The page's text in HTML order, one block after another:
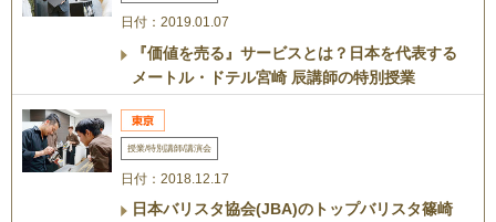
日付：2019.01.07
『価値を売る』サービスとは？日本を代表する
メートル・ドテル宮崎 辰講師の特別授業
授業/特別講師/講演会
日付：2018.12.17
日本バリスタ協会(JBA)のトップバリスタ篠崎